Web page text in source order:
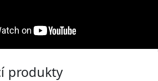
produkty